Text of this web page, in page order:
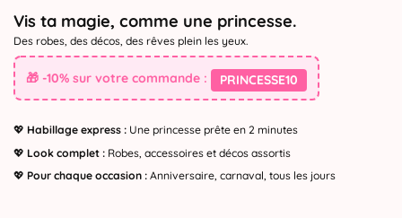
Vis ta magie, comme une princesse.
Des robes, des décos, des rêves plein les yeux.
🎁 -10% sur votre commande : PRINCESSE10
💖 Habillage express : Une princesse prête en 2 minutes
💖 Look complet : Robes, accessoires et décos assortis
💖 Pour chaque occasion : Anniversaire, carnaval, tous les jours